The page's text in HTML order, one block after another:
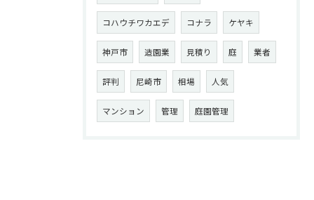
コハウチワカエデ コナラ ケヤキ
神戸市 造園業 見積り 庭 業者
評判 尼崎市 相場 人気
マンション 管理 庭園管理